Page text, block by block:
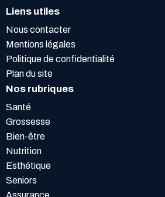
Liens utiles
Nous contacter
Mentions légales
Politique de confidentialité
Plan du site
Nos rubriques
Santé
Grossesse
Bien-être
Nutrition
Esthétique
Seniors